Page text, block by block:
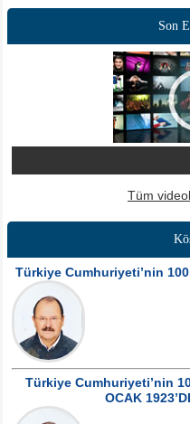
Son
Tüm
Türkiye Cumhuriyeti’nin
Türkiye Cumhuriyeti’nin
OCAK